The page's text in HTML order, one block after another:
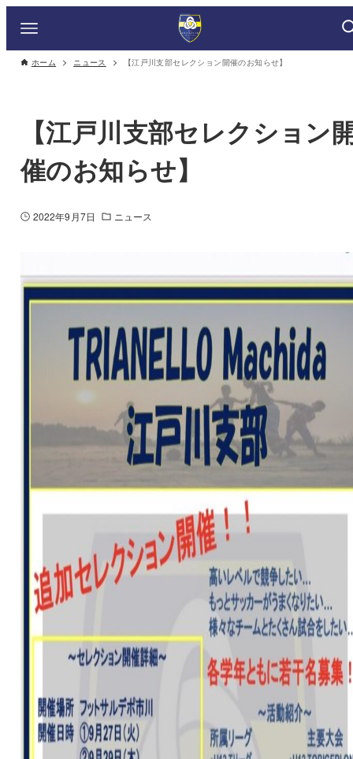
ホーム ニュース 【江戸川支部セレクション開催のお知らせ】
【江戸川支部セレクション
催のお知らせ】
2022年9月7日 ニュース